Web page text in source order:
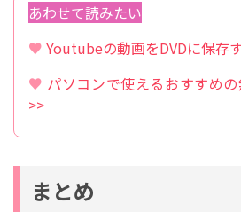
あわせて読みたい
♥ Youtubeの動画をDVDに保存
♥ パソコンで使えるおすすめ
>>
まとめ